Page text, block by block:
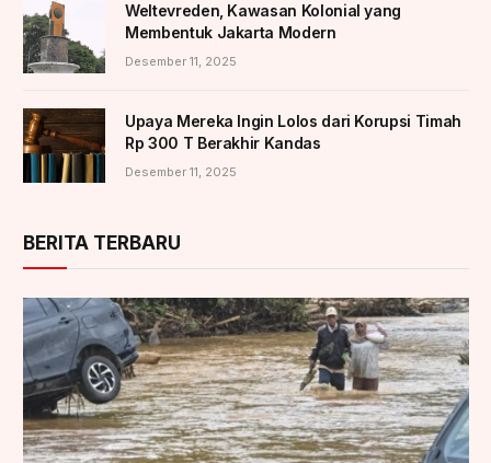
Weltevreden, Kawasan Kolonial yang
Membentuk Jakarta Modern
Desember 11, 2025
Upaya Mereka Ingin Lolos dari Korupsi Timah
Rp 300 T Berakhir Kandas
Desember 11, 2025
BERITA TERBARU